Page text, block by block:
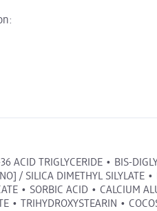
ACID TRIGLYCERIDE • BIS-
/ SILICA DIMETHYL SILYLATE
• SORBIC ACID • CALCIUM
• TRIHYDROXYSTEARIN •